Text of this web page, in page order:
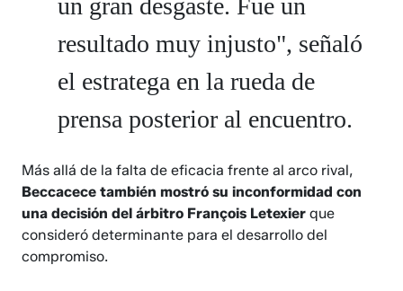
un gran desgaste. Fue un
resultado muy injusto", señaló
el estratega en la rueda de
prensa posterior al encuentro.
Más allá de la falta de eficacia frente al arco rival,
Beccacece también mostró su inconformidad con
una decisión del árbitro François Letexierque
consideró determinante para el desarrollo del
compromiso.